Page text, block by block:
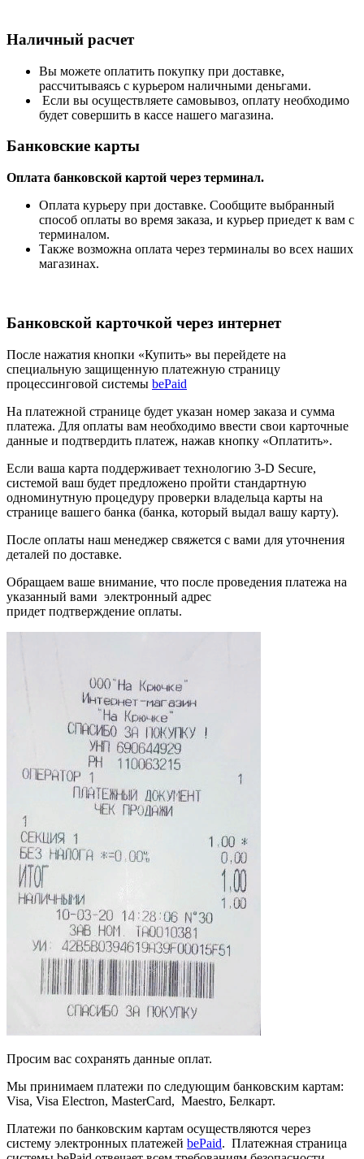
Наличный расчет
Вы можете оплатить покупку при доставке,
рассчитываясь с курьером наличными деньгами.
Если вы осуществляете самовывоз, оплату необходимо
будет совершить в кассе нашего магазина.
Банковские карты
Оплата банковской картой через терминал.
Оплата курьеру при доставке. Сообщите выбранный
способ оплаты во время заказа, и курьер приедет к вам с
терминалом.
Также возможна оплата через терминалы во всех наших
магазинах.
Банковской карточкой через интернет
После нажатия кнопки «Купить» вы перейдете на
специальную защищенную платежную страницу
процессинговой системы bePaid
На платежной странице будет указан номер заказа и сумма
платежа. Для оплаты вам необходимо ввести свои карточные
данные и подтвердить платеж, нажав кнопку «Оплатить».
Если ваша карта поддерживает технологию 3-D Secure,
системой ваш будет предложено пройти стандартную
одноминутную процедуру проверки владельца карты на
странице вашего банка (банка, который выдал вашу карту).
После оплаты наш менеджер свяжется с вами для уточнения
деталей по доставке.
Обращаем ваше внимание, что после проведения платежа на
указанный вами электронный адрес
придет подтверждение оплаты.
Просим вас сохранять данные оплат.
Мы принимаем платежи по следующим банковским картам:
Visa, Visa Electron, MasterCard, Maestro, Белкарт.
Платежи по банковским картам осуществляются через
систему электронных платежей bePaid. Платежная страница